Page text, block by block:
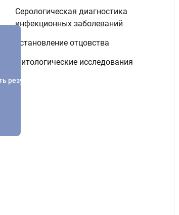
Серологическая диагностика
инфекционных заболеваний
Установление отцовства
Цитологические исследования
результатов